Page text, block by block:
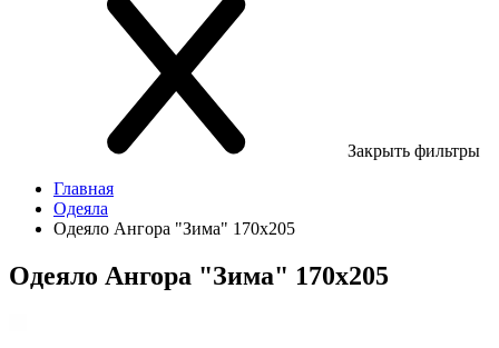
Закрыть фильтры
Главная
Одеяла
Одеяло Ангора "Зима" 170х205
Одеяло Ангора "Зима" 170х205